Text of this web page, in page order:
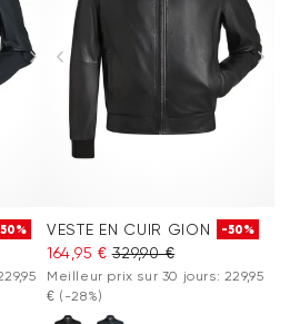
VESTE EN CUIR GION -50%
164,95 € 329,90 €
Meilleur prix sur 30 jours: 229,95
€ (-28%)